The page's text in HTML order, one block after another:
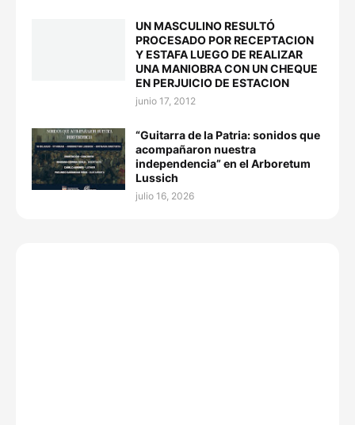
UN MASCULINO RESULTÓ
PROCESADO POR RECEPTACION
Y ESTAFA LUEGO DE REALIZAR
UNA MANIOBRA CON UN CHEQUE
EN PERJUICIO DE ESTACION
junio 17, 2012
“Guitarra de la Patria: sonidos que
acompañaron nuestra
independencia” en el Arboretum
Lussich
julio 16, 2026